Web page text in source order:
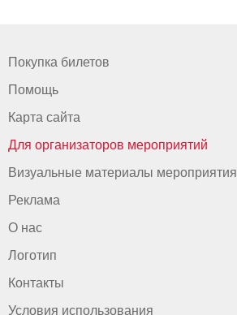
Покупка билетов
Помощь
Карта сайта
Для организаторов мероприятий
Визуальные материалы мероприятия
Реклама
О нас
Логотип
Контакты
Условия использования